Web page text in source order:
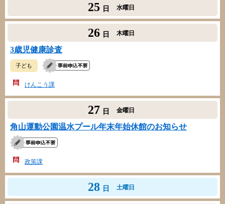
25 日 水曜日
26 日 木曜日
3歳児健康診査
子ども
けんこう課
27 日 金曜日
角山運動公園温水プール年末年始休館のお知らせ
政策課
28 日 土曜日